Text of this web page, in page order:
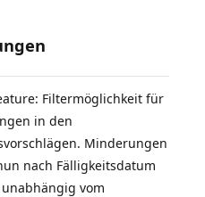
Filtermöglichkeit für
in den
Minderungen
nach Fälligkeitsdatum
vom